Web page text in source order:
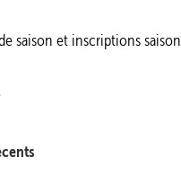
saison et inscriptions saison